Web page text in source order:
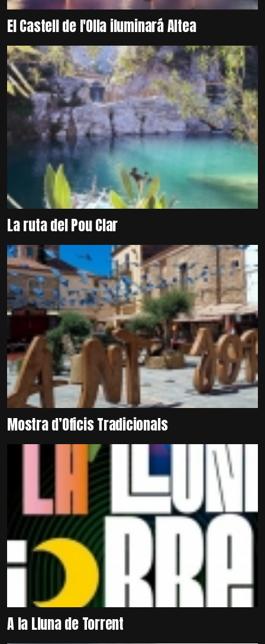
El Castell de l'Olla iluminará Altea
La ruta del Pou Clar
Mostra d’Oficis Tradicionals
A la Lluna de Torrent